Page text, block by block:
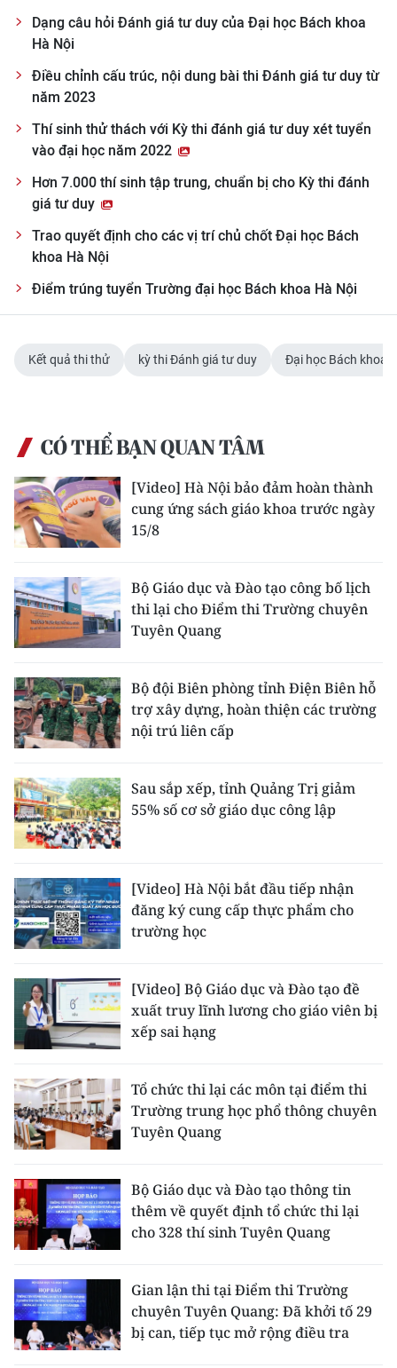
Dạng câu hỏi Đánh giá tư duy của Đại học Bách khoa
Hà Nội
Điều chỉnh cấu trúc, nội dung bài thi Đánh giá tư duy từ
năm 2023
Thí sinh thử thách với Kỳ thi đánh giá tư duy xét tuyển
vào đại học năm 2022
Hơn 7.000 thí sinh tập trung, chuẩn bị cho Kỳ thi đánh
giá tư duy
Trao quyết định cho các vị trí chủ chốt Đại học Bách
khoa Hà Nội
Điểm trúng tuyển Trường đại học Bách khoa Hà Nội
Kết quả thi thử kỳ thi Đánh giá tư duy Đại học Bách khoa
CÓ THỂ BẠN QUAN TÂM
[Video] Hà Nội bảo đảm hoàn thành
cung ứng sách giáo khoa trước ngày
15/8
Bộ Giáo dục và Đào tạo công bố lịch
thi lại cho Điểm thi Trường chuyên
Tuyên Quang
Bộ đội Biên phòng tỉnh Điện Biên hỗ
trợ xây dựng, hoàn thiện các trường
nội trú liên cấp
Sau sắp xếp, tỉnh Quảng Trị giảm
55% số cơ sở giáo dục công lập
[Video] Hà Nội bắt đầu tiếp nhận
đăng ký cung cấp thực phẩm cho
trường học
[Video] Bộ Giáo dục và Đào tạo đề
xuất truy lĩnh lương cho giáo viên bị
xếp sai hạng
Tổ chức thi lại các môn tại điểm thi
Trường trung học phổ thông chuyên
Tuyên Quang
Bộ Giáo dục và Đào tạo thông tin
thêm về quyết định tổ chức thi lại
cho 328 thí sinh Tuyên Quang
Gian lận thi tại Điểm thi Trường
chuyên Tuyên Quang: Đã khởi tố 29
bị can, tiếp tục mở rộng điều tra